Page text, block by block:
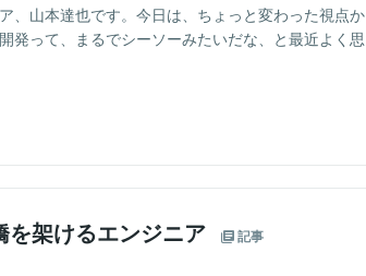
、山本達也です。今日は、ちょっと変わった視点か
発って、まるでシーソーみたいだな、と最近よく思
を架けるエンジニア 記事